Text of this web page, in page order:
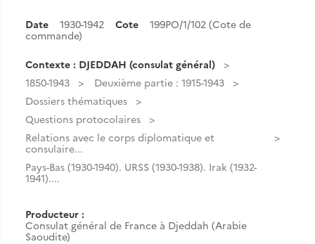
Date 1930-1942 Cote
199PO/1/102 (Cote de
commande)
Contexte : DJEDDAH (consulat général)
1850-1943
Deuxième partie : 1915-1943
Dossiers thématiques
Questions protocolaires
Relations avec le corps diplomatique et
consulaire...
Pays-Bas (1930-1940). URSS (1930-1938). Irak (1932-
1941)....
Producteur :
Consulat général de France à Djeddah (Arabie
Saoudite)